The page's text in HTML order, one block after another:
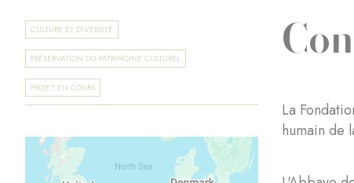
CULTURE ET DIVERSITÉ
PRÉSERVATION DU PATRIMOINE CULTUREL
PROJET EN COURS
La
humain de